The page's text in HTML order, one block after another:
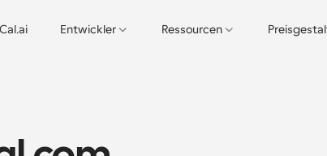
Cal.ai Entwickler Ressourcen